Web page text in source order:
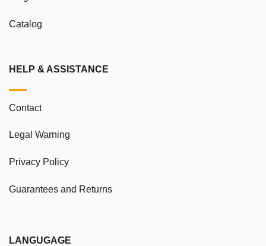
Catalog
HELP & ASSISTANCE
Contact
Legal Warning
Privacy Policy
Guarantees and Returns
LANGUGAGE